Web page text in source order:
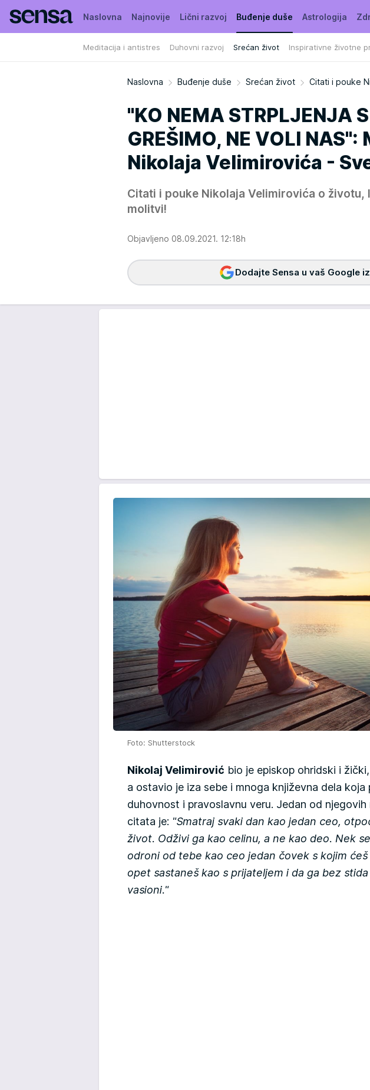
Naslovna Najnovije Lični razvoj Buđenje duše
Meditacija i antistres Duhovni razvoj Srećan život Inspirativne životne
Astrologija
Naslovna Buđenje duše Srećan život Citati i pouke
"KO NEMA STRPLJENJA
GREŠIMO, NE VOLI
Nikolaja Velimirovića -
Citati i pouke Nikolaja Velimirovića o životu,
molitvi!
Objavljeno 08.09.2021. 12:18h
Dodajte Sensa u vaš Google
Foto: Shutterstock
Nikolaj Velimirović bio je episkop ohridski i
a ostavio je iza sebe i mnoga književna dela koja
duhovnost i pravoslavnu veru. Jedan od njegovih
citata je: "Smatraj svaki dan kao jedan ceo,
život. Odživi ga kao celinu, a ne kao deo. Nek
odroni od tebe kao ceo jedan čovek s kojim
opet sastaneš kao s prijateljem i da ga bez
vasioni."